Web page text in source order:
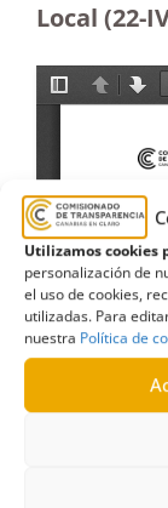
Utilizamos cookies
personalización de
el uso de cookies,
utilizadas. Para
nuestra Política de
Local (22-